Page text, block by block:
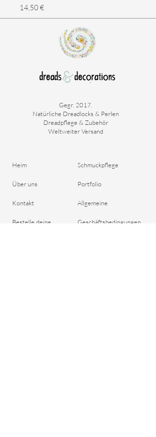
Preis
14,50 €
Gegr. 2017.
Natürliche Dreadlocks & Perlen
Dreadpflege & Zubehör
Weltweiter Versand
Heim
Über uns
Kontakt
Bestelle deine
Schmuckpflege
Portfolio
Allgemeine
Geschäftsbedingungen